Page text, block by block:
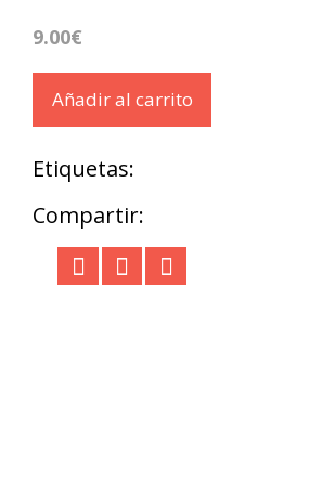
9.00€
Añadir al carrito
Etiquetas:
Compartir: